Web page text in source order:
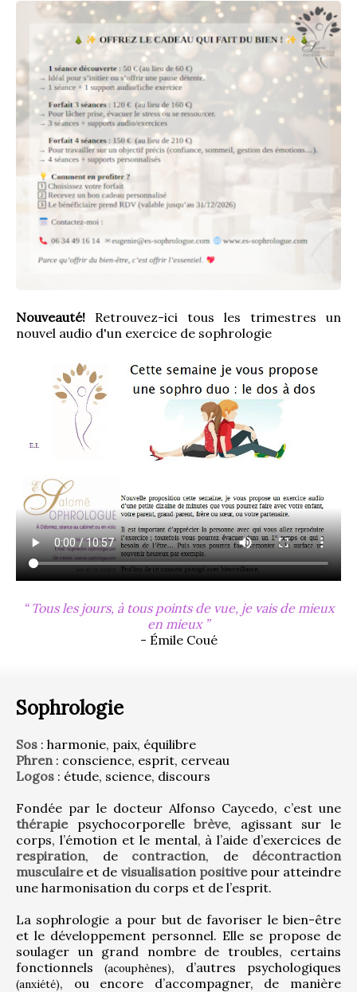
Nouveauté! Retrouvez-ici tous les trimestres un
nouvel audio d'un exercice de sophrologie
Tous les jours, à tous points de vue, je vais de mieux
en mieux
- Émile Coué
Sophrologie
Sos : harmonie, paix, équilibre
Phren : conscience, esprit, cerveau
Logos : étude, science, discours
thérapie psychocorporelle brève, agissant sur le
respiration, de contraction, de décontraction
musculaire et de visualisation positive pour atteindre
une harmonisation du corps et de l’esprit.
La sophrologie a pour but de favoriser le bien-être
et le développement personnel. Elle se propose de
soulager un grand nombre de troubles, certains
fonctionnels (acouphènes)
(anxiété), ou encore d’accompagner, de manière